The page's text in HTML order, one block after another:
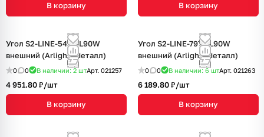
В корзину В корзину
Угол S2-LINE-5470-L90W
внешний (Arlight, Металл)
0 0 В наличии: 2штАрт. 021257
4 951.80 ₽/шт
В корзину
Угол S2-LINE-7977-L90W
внешний (Arlight, Металл)
0 0 В наличии: 6штАрт. 021263
6 189.80 ₽/шт
В корзину